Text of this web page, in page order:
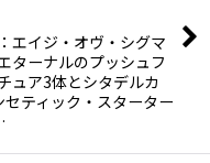
エイジ・オヴ・シグマ
ターナルのプッシュフ
ュア3体とシタデルカ
ティック・スターター